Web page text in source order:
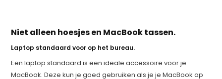
Niet alleen hoesjes en MacBook tassen.
Laptop standaard voor op het bureau.
Een laptop standaard is een ideale accessoire voor je
MacBook. Deze kun je goed gebruiken als je je MacBook op